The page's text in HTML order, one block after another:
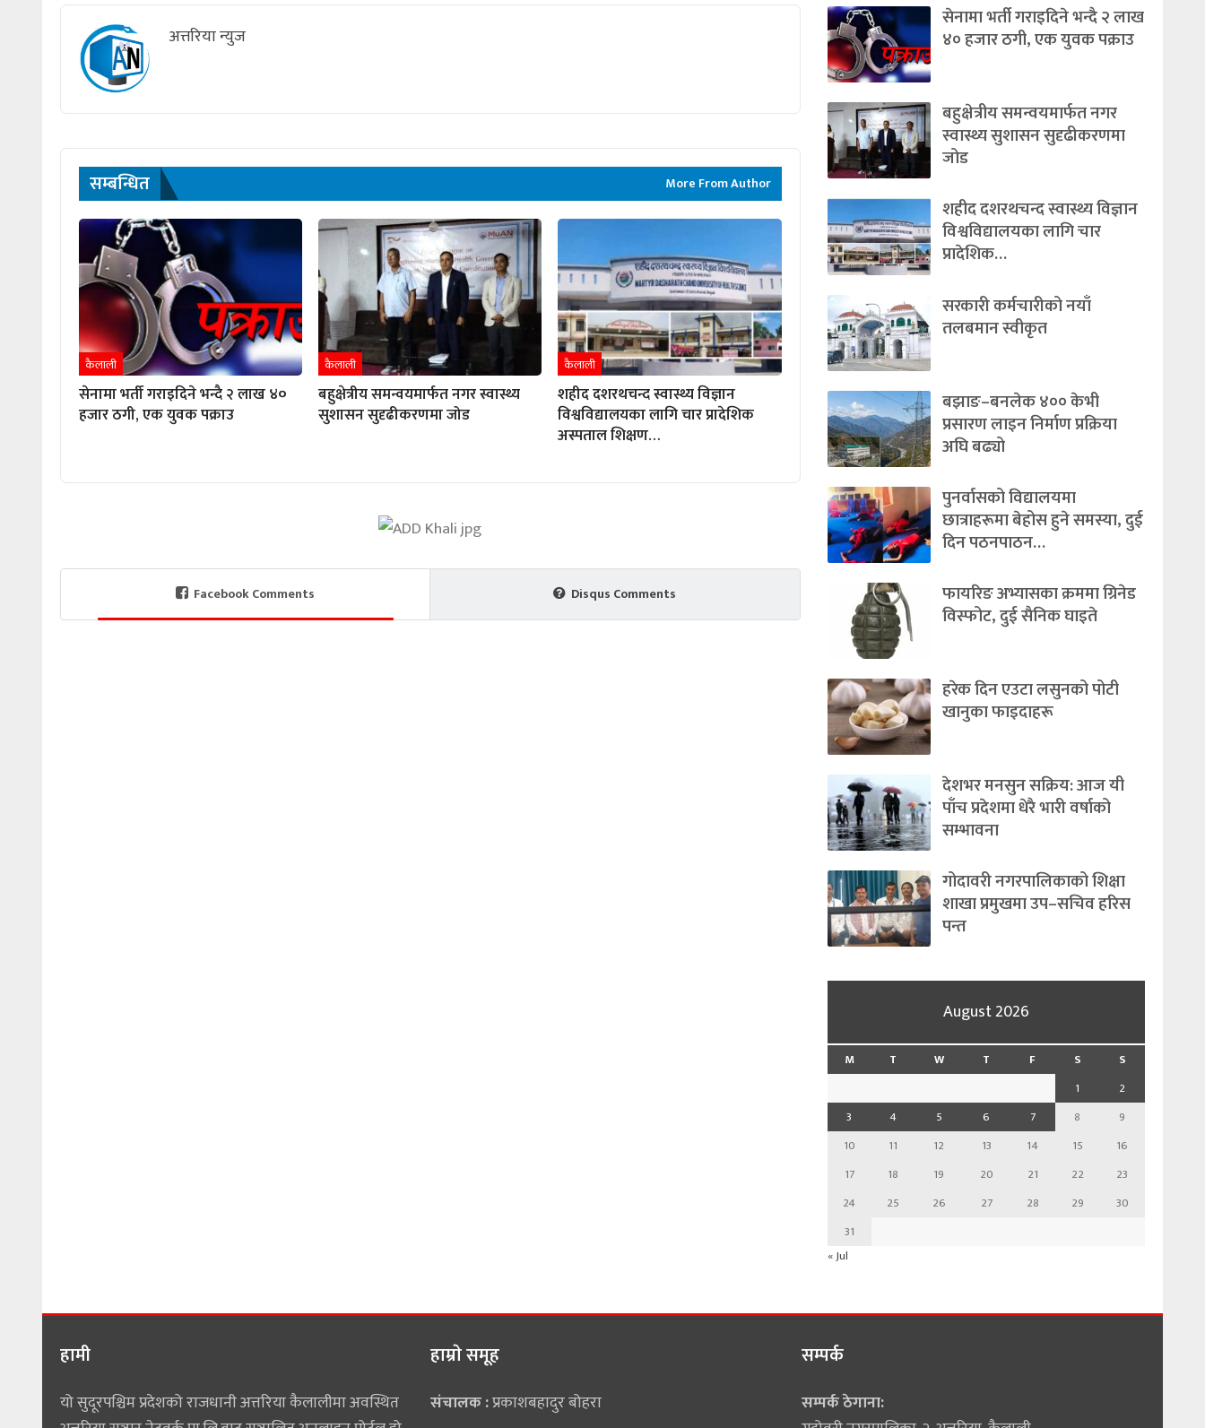
अत्तरिया न्युज
सम्बन्धित More From Author
कैलाली
सेनामा भर्ती गराइदिने भन्दै २ लाख ४०
हजार ठगी, एक युवक पक्राउ
कैलाली
बहुक्षेत्रीय समन्वयमार्फत नगर स्वास्थ्य
सुशासन सुदृढीकरणमा जोड
कैलाली
शहीद दशरथचन्द स्वास्थ्य विज्ञान
विश्वविद्यालयका लागि चार प्रादेशिक
अस्पताल शिक्षण…
Facebook Comments Disqus Comments
सेनामा भर्ती गराइदिने भन्दै २ लाख
४० हजार ठगी, एक युवक पक्राउ
बहुक्षेत्रीय समन्वयमार्फत नगर
स्वास्थ्य सुशासन सुदृढीकरणमा
जोड
शहीद दशरथचन्द स्वास्थ्य विज्ञान
विश्वविद्यालयका लागि चार
प्रादेशिक…
सरकारी कर्मचारीको नयाँ
तलबमान स्वीकृत
बझाङ–बनलेक ४०० केभी
प्रसारण लाइन निर्माण प्रक्रिया
अघि बढ्यो
पुनर्वासको विद्यालयमा
छात्राहरूमा बेहोस हुने समस्या, दुई
दिन पठनपाठन…
फायरिङ अभ्यासका क्रममा ग्रिनेड
विस्फोट, दुई सैनिक घाइते
हरेक दिन एउटा लसुनको पोटी
खानुका फाइदाहरू
देशभर मनसुन सक्रिय: आज यी
पाँच प्रदेशमा धेरै भारी वर्षाको
सम्भावना
गोदावरी नगरपालिकाको शिक्षा
शाखा प्रमुखमा उप–सचिव हरिस
पन्त
August 2026
M T W T F S
S
1
2
3
4 5 6 7 8
9
10
11 12 13 14 15
16
17
18 19 20 21 22
23
24
25 26 27 28 29
30
31
« Jul
हामी
यो सुदूरपश्चिम प्रदेशको राजधानी अत्तरिया कैलालीमा अवस्थित
हाम्राे समूह
संचालक :प्रकाशबहादुर बोहरा
सम्पर्क
सम्पर्क ठेगाना: